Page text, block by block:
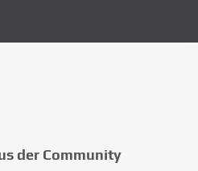
der Community